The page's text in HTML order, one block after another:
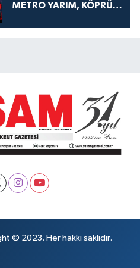
METRO YARIM, KÖPRÜ
KOKUYOR!
© 2023. Her hakkı saklıdır.